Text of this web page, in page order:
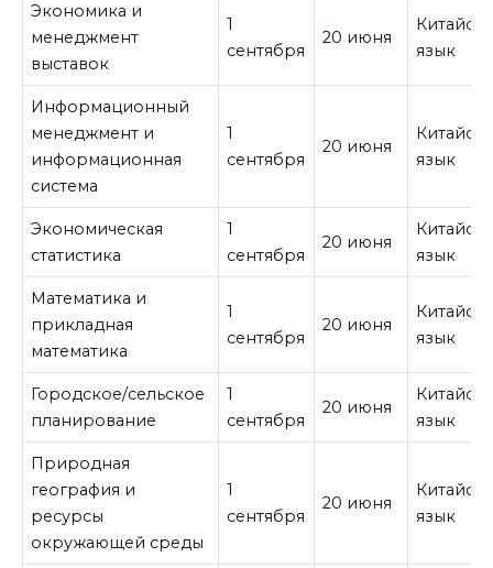
Экономика и
менеджмент
выставок
1
сентября
20 июня
язык
Информационный
менеджмент и
информационная
система
1
сентября
20 июня
язык
Экономическая
статистика
1
сентября
20 июня
язык
Математика и
прикладная
математика
1
сентября
20 июня
язык
Городское/сельское
планирование
1
сентября
20 июня
язык
Природная
география и
ресурсы
окружающей среды
1
сентября
20 июня
язык